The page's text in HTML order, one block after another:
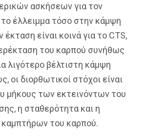
ασκήσεων για τον
έλλειμμα τόσο στην κάμψη
έκταση είναι κοινά για το CTS,
του καρπού συνήθως
λιγότερο βέλτιστη κάμψη
οι διορθωτικοί στόχοι είναι
μήκους των εκτεινόντων του
η σταθερότητα και η
του καρπού.